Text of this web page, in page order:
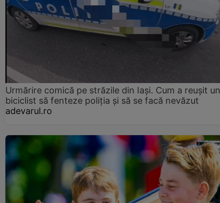
Urmărire comică pe străzile din Iași. Cum a reușit un
biciclist să fenteze poliția și să se facă nevăzut
adevarul.ro